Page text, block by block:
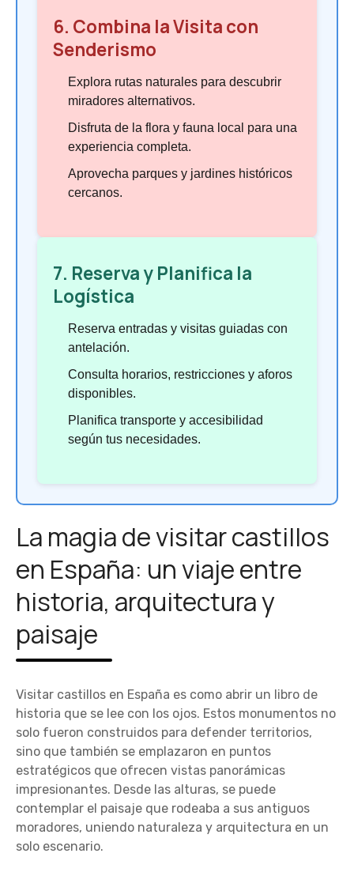
6. Combina la Visita con
Senderismo
Explora rutas naturales para descubrir
miradores alternativos.
Disfruta de la flora y fauna local para una
experiencia completa.
Aprovecha parques y jardines históricos
cercanos.
7. Reserva y Planifica la
Logística
Reserva entradas y visitas guiadas con
antelación.
Consulta horarios, restricciones y aforos
disponibles.
Planifica transporte y accesibilidad
según tus necesidades.
La magia de visitar castillos
en España: un viaje entre
historia, arquitectura y
paisaje
Visitar castillos en España es como abrir un libro de
historia que se lee con los ojos. Estos monumentos no
solo fueron construidos para defender territorios,
sino que también se emplazaron en puntos
estratégicos que ofrecen vistas panorámicas
impresionantes. Desde las alturas, se puede
contemplar el paisaje que rodeaba a sus antiguos
moradores, uniendo naturaleza y arquitectura en un
solo escenario.